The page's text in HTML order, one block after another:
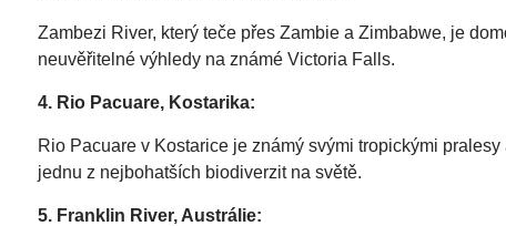
Zambezi River, který teče přes Zambie a Zimbabwe, je
neuvěřitelné výhledy na známé Victoria Falls.
4. Rio Pacuare, Kostarika:
Rio Pacuare v Kostarice je známý svými tropickými
jednu z nejbohatších biodiverzit na světě.
5. Franklin River, Austrálie: